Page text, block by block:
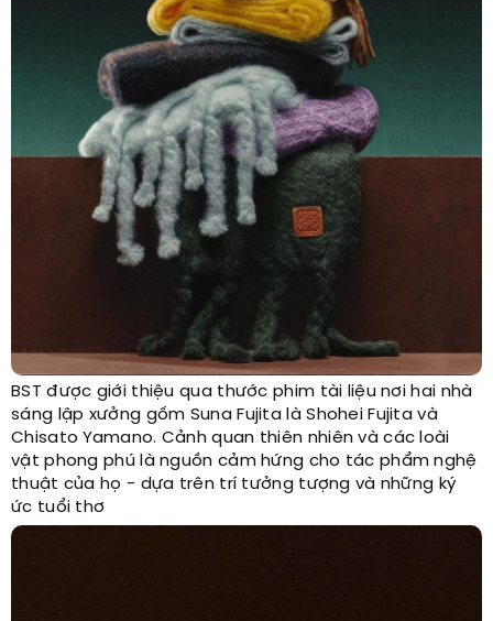
BST được giới thiệu qua thước phim tài liệu nơi hai nhà
sáng lập xưởng gốm Suna Fujita là Shohei Fujita và
Chisato Yamano. Cảnh quan thiên nhiên và các loài
vật phong phú là nguồn cảm hứng cho tác phẩm nghệ
thuật của họ - dựa trên trí tưởng tượng và những ký
ức tuổi thơ